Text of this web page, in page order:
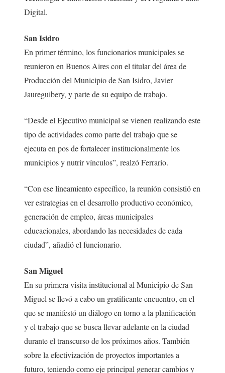
Digital.
San Isidro
En primer término, los funcionarios municipales se
reunieron en Buenos Aires con el titular del área de
Producción del Municipio de San Isidro, Javier
Jaureguibery, y parte de su equipo de trabajo.
“Desde el Ejecutivo municipal se vienen realizando este
tipo de actividades como parte del trabajo que se
ejecuta en pos de fortalecer institucionalmente los
municipios y nutrir vínculos”, realzó Ferrario.
“Con ese lineamiento específico, la reunión consistió en
ver estrategias en el desarrollo productivo económico,
generación de empleo, áreas municipales
educacionales, abordando las necesidades de cada
ciudad”, añadió el funcionario.
San Miguel
En su primera visita institucional al Municipio de San
Miguel se llevó a cabo un gratificante encuentro, en el
que se manifestó un diálogo en torno a la planificación
y el trabajo que se busca llevar adelante en la ciudad
durante el transcurso de los próximos años. También
sobre la efectivización de proyectos importantes a
futuro, teniendo como eje principal generar cambios y